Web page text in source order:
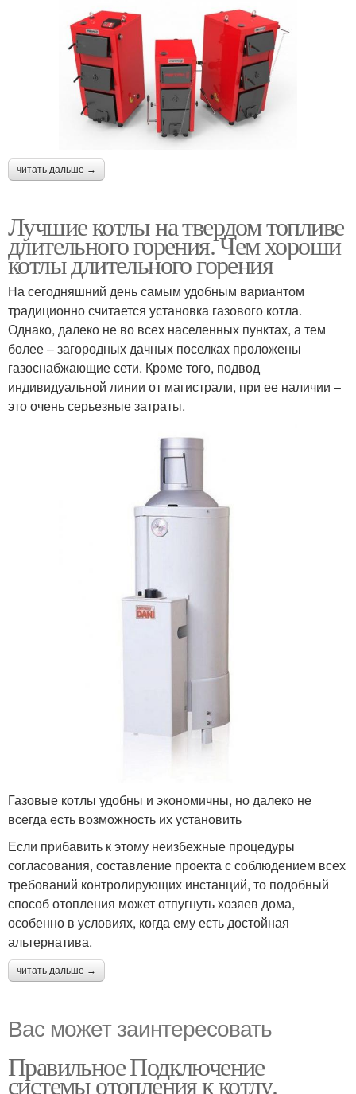
читать дальше →
Лучшие котлы на твердом топливе
длительного горения. Чем хороши
котлы длительного горения
На сегодняшний день самым удобным вариантом
традиционно считается установка газового котла.
Однако, далеко не во всех населенных пунктах, а тем
более – загородных дачных поселках проложены
газоснабжающие сети. Кроме того, подвод
индивидуальной линии от магистрали, при ее наличии –
это очень серьезные затраты.
Газовые котлы удобны и экономичны, но далеко не
всегда есть возможность их установить
Если прибавить к этому неизбежные процедуры
согласования, составление проекта с соблюдением всех
требований контролирующих инстанций, то подобный
способ отопления может отпугнуть хозяев дома,
особенно в условиях, когда ему есть достойная
альтернатива.
читать дальше →
Вас может заинтересовать
Правильное Подключение
системы отопления к котлу.